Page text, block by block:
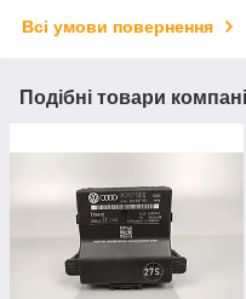
Всі умови повернення
Подібні товари